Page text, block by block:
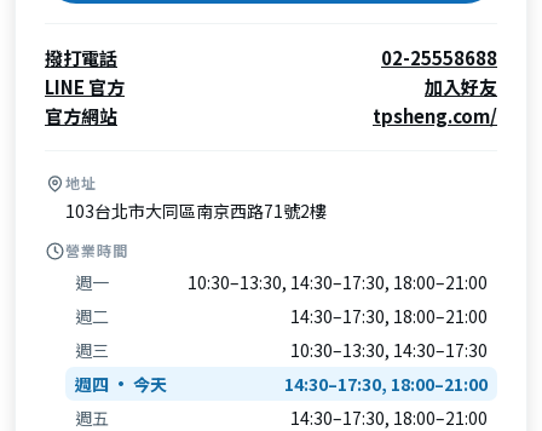
撥打電話
02-25558688
LINE 官方
加入好友
官方網站
tpsheng.com/
地址
103台北市大同區南京西路71號2樓
營業時間
週一
10:30–13:30, 14:30–17:30, 18:00–21:00
週二
14:30–17:30, 18:00–21:00
週三
10:30–13:30, 14:30–17:30
週四
14:30–17:30, 18:00–21:00
週五
14:30–17:30, 18:00–21:00